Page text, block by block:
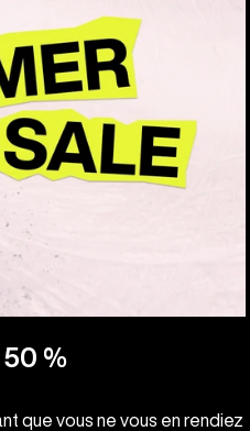
50 %
que vous ne vous en rendiez